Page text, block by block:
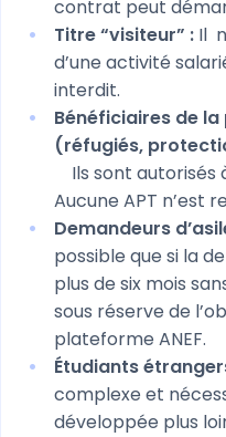
contrat peut
Titre “visiteur” : Il
d’une activité
interdit.
Bénéficiaires de
(réfugiés,
Ils sont autorisés
Aucune APT n’est
Demandeurs
possible que si la
plus de six mois
sous réserve de
plateforme ANEF.
Étudiants
complexe et
développée plus